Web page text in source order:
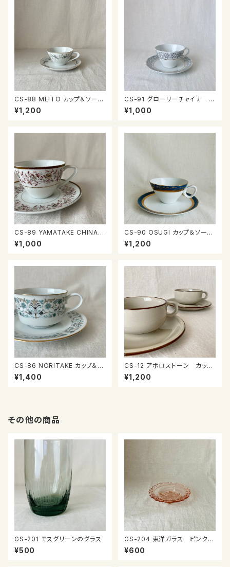
CS-88 MEITO カップ＆ソーサ
ー
¥1,200
CS-91 グローリーチャイナ カ
ップ＆ソーサー
¥1,000
CS-89 YAMATAKE CHINA
カップ＆ソーサー
¥1,000
CS-90 OSUGI カップ＆ソーサ
ー
¥1,200
CS-86 NORITAKE カップ＆ソ
ーサー
¥1,400
CS-12 アポロストーン カップ
＆ソーサー
¥1,200
その他の商品
GS-201 モスグリーンのグラス
¥500
GS-204 東洋ガラス ピンクガ
ラスのプレート
¥600